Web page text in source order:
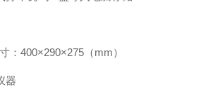
：400×290×275（mm）
器